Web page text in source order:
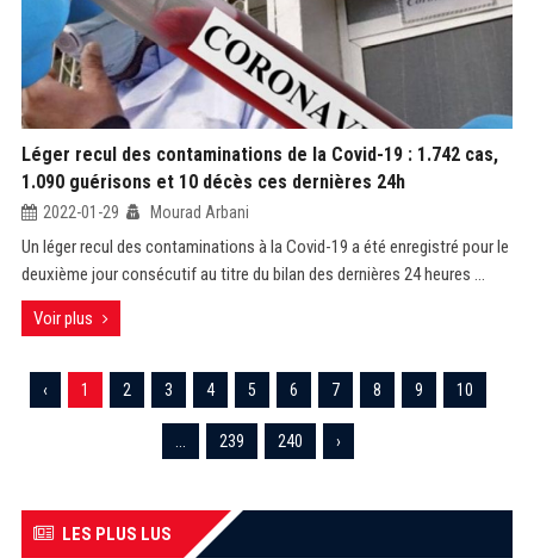
Léger recul des contaminations de la Covid-19 : 1.742 cas,
1.090 guérisons et 10 décès ces dernières 24h
2022-01-29 Mourad Arbani
Un léger recul des contaminations à la Covid-19 a été enregistré pour le
deuxième jour consécutif au titre du bilan des dernières 24 heures ...
Voir plus
‹ 1 2 3 4 5 6 7 8 9 10
239 240 ›
LES PLUS LUS